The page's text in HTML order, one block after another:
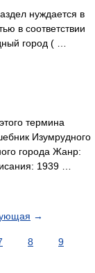
нуждается в
в соответствии
город ( …
термина
Изумрудного
города Жанр:
1939 …
→
8
9